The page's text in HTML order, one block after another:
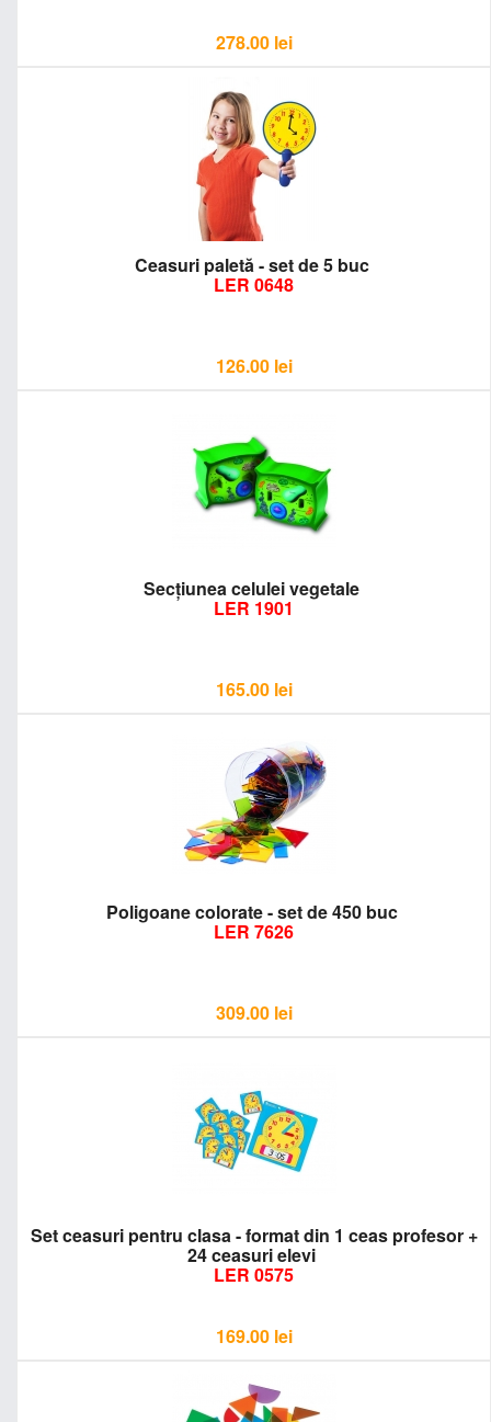
278.00 lei
Ceasuri paletă - set de 5 buc
LER 0648
126.00 lei
Secţiunea celulei vegetale
LER 1901
165.00 lei
Poligoane colorate - set de 450 buc
LER 7626
309.00 lei
Set ceasuri pentru clasa - format din 1 ceas profesor +
24 ceasuri elevi
LER 0575
169.00 lei